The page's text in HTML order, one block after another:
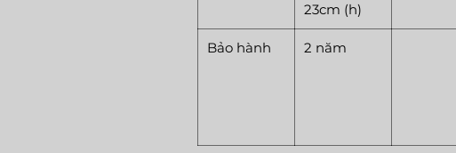
23cm (h)
Bảo hành 2 năm